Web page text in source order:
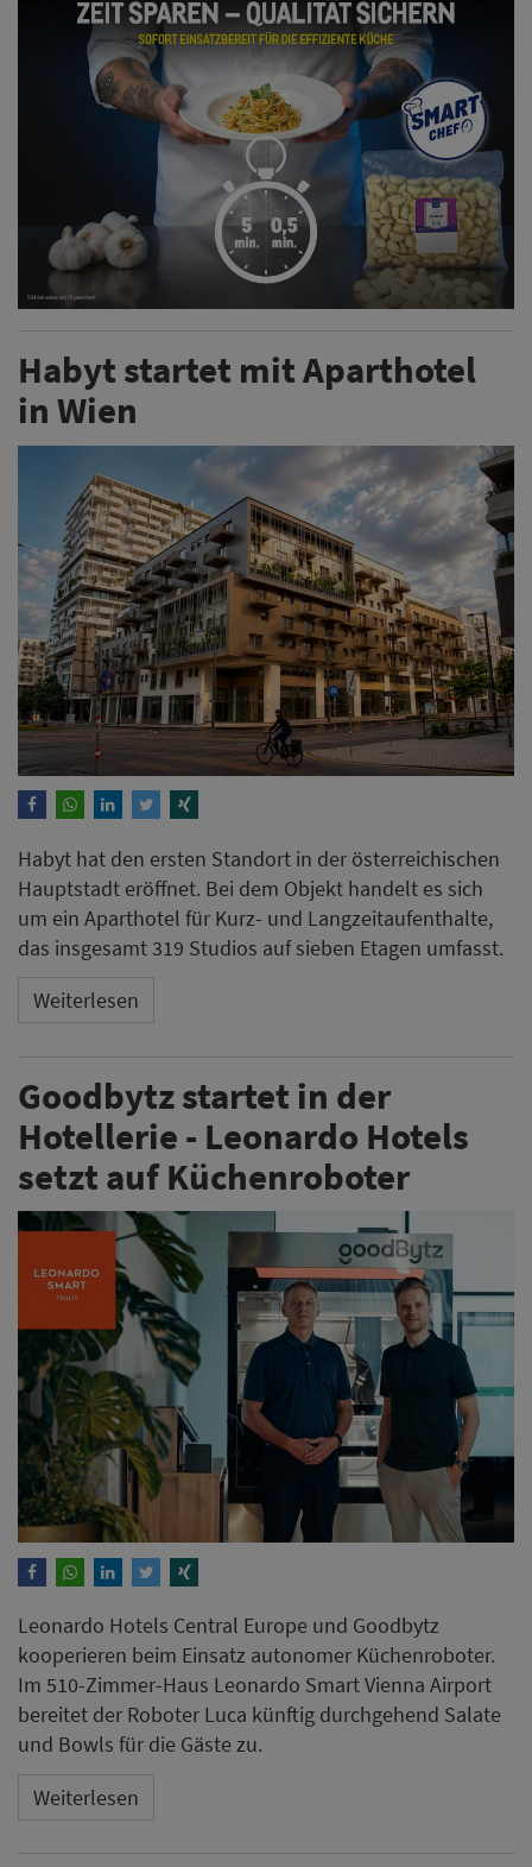
Habyt startet mit Aparthotel
in Wien
Habyt hat den ersten Standort in der österreichischen
Hauptstadt eröffnet. Bei dem Objekt handelt es sich
um ein Aparthotel für Kurz- und Langzeitaufenthalte,
das insgesamt 319 Studios auf sieben Etagen umfasst.
Weiterlesen
Goodbytz startet in der
Hotellerie - Leonardo Hotels
setzt auf Küchenroboter
Leonardo Hotels Central Europe und Goodbytz
kooperieren beim Einsatz autonomer Küchenroboter.
Im 510-Zimmer-Haus Leonardo Smart Vienna Airport
bereitet der Roboter Luca künftig durchgehend Salate
und Bowls für die Gäste zu.
Weiterlesen